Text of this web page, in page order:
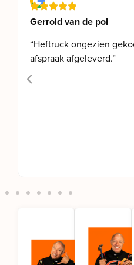
Gerrold van de pol
“Heftruck ongezien
afspraak afgeleverd.”
Snelle
levering
met
eigen